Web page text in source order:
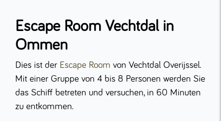
Escape Room Vechtdal in
Ommen
Dies ist der Escape Room von Vechtdal Overijssel.
Mit einer Gruppe von 4 bis 8 Personen werden Sie
das Schiff betreten und versuchen, in 60 Minuten
zu entkommen.